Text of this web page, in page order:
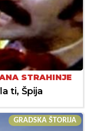
STRAHINJE
ti, Špija
GRADSKA ŠTORIJA